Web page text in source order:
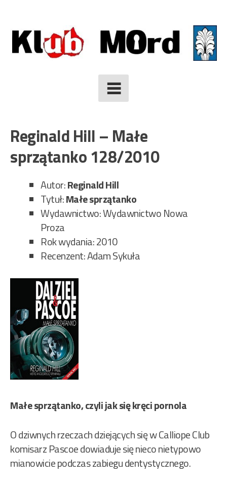
to
content
Reginald Hill – Małe
sprzątanko 128/2010
Autor:ReginaldHill
Tytuł:Małe sprzątanko
Wydawnictwo: Wydawnictwo Nowa
Proza
Rok wydania: 2010
Recenzent: Adam Sykuła
Małe sprzątanko, czyli jak się kręci pornola
O dziwnych rzeczach dziejących się w Calliope Club
komisarz Pascoe dowiaduje się nieco nietypowo
mianowicie podczas zabiegu dentystycznego.